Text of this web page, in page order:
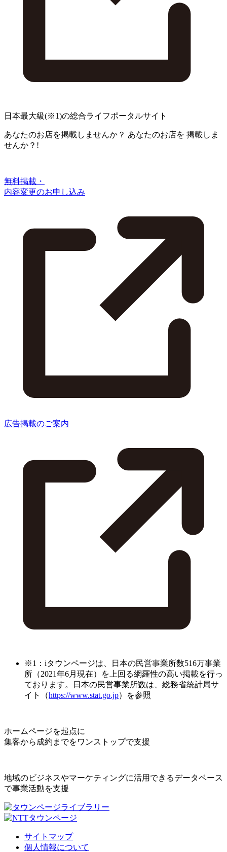
日本最大級(※1)の総合ライフポータルサイト
あなたのお店を掲載しませんか？ あなたのお店を 掲載しま
せんか？!
無料掲載・
内容変更のお申し込み
広告掲載のご案内
※1：iタウンページは、日本の民営事業所数516万事業
所（2021年6月現在）を上回る網羅性の高い掲載を行っ
ております。日本の民営事業所数は、総務省統計局サ
イト（https://www.stat.go.jp）を参照
ホームページを起点に
集客から成約までをワンストップで支援
地域のビジネスやマーケティングに活用できるデータベース
で事業活動を支援
サイトマップ
個人情報について